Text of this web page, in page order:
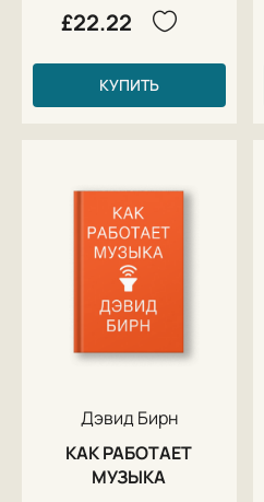
£22.22
КУПИТЬ
Дэвид Бирн
КАК РАБОТАЕТ
МУЗЫКА